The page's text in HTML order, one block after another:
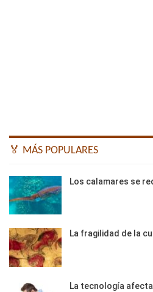
🏅 MÁS POPULARES
Los calamares se
La fragilidad de la
La tecnología